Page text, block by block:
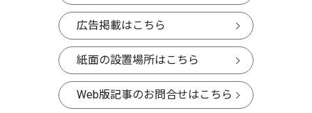
広告掲載はこちら
紙面の設置場所はこちら
Web版記事のお問合せはこちら